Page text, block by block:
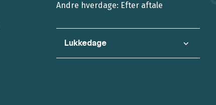
Andre hverdage: Efter aftale
Lukkedage